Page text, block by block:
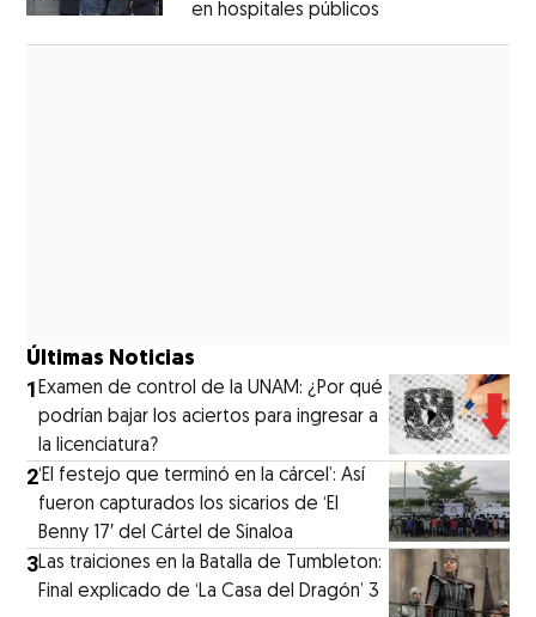
en hospitales públicos
Últimas Noticias
1Examen de control de la UNAM: ¿Por qué
podrían bajar los aciertos para ingresar a
la licenciatura?
2‘El festejo que terminó en la cárcel’: Así
fueron capturados los sicarios de ‘El
Benny 17′ del Cártel de Sinaloa
3Las traiciones en la Batalla de Tumbleton:
Final explicado de ‘La Casa del Dragón’ 3